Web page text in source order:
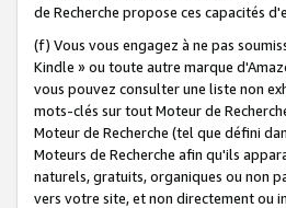
de Recherche propose ces capacités
(f) Vous vous engagez à ne pas
Kindle » ou toute autre marque
vous pouvez consulter une liste non
mots-clés sur tout Moteur de
Moteur de Recherche (tel que défini
Moteurs de Recherche afin qu'ils
naturels, gratuits, organiques ou non
vers votre site, et non directement ou